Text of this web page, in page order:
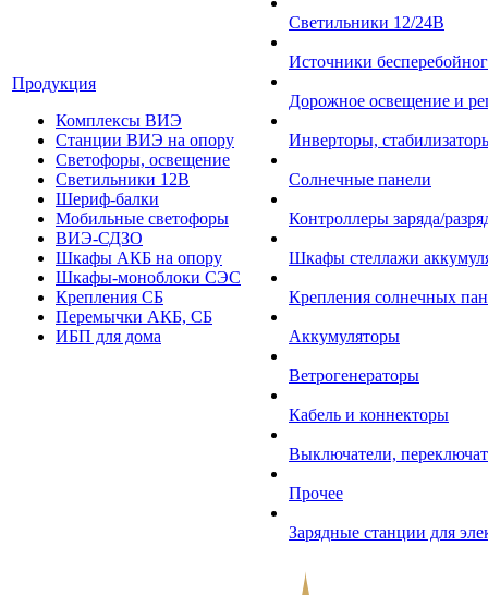
Продукция
Комплексы ВИЭ
Станции ВИЭ на опору
Светофоры, освещение
Светильники 12В
Шериф-балки
Мобильные светофоры
ВИЭ-СДЗО
Шкафы АКБ на опору
Шкафы-моноблоки СЭС
Крепления СБ
Перемычки АКБ, СБ
ИБП для дома
Светильники 12/24В
Источники
Дорожное освещение и
Инверторы,
Солнечные панели
Контроллеры заряда/
Шкафы стеллажи
Крепления солнечных
Аккумуляторы
Ветрогенераторы
Кабель и коннекторы
Выключатели,
Прочее
Зарядные станции для